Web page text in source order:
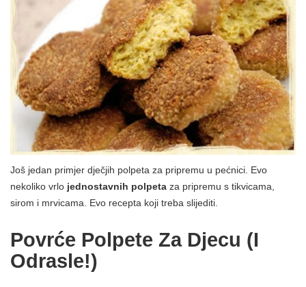
Još jedan primjer dječjih polpeta za pripremu u pećnici. Evo
nekoliko vrlo jednostavnih polpeta za pripremu s tikvicama,
sirom i mrvicama. Evo recepta koji treba slijediti.
Povrće Polpete Za Djecu (i
Odrasle!)